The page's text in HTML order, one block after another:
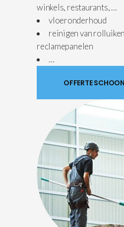
winkels, restaurants, …
vloeronderhoud
reinigen van
reclamepanelen
…
OFFERTE